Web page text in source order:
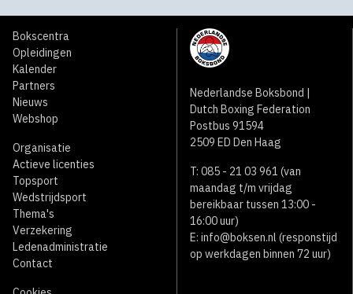
Bokscentra
Opleidingen
Kalender
Partners
Nieuws
Webshop
Organisatie
Actieve licenties
Topsport
Wedstrijdsport
Thema's
Verzekering
Ledenadministratie
Contact
Nederlandse Boksbond |
Dutch Boxing Federation
Postbus 91594
2509 ED Den Haag
T: 085 - 21 03 961 (van
maandag t/m vrijdag
bereikbaar tussen 13:00 -
16:00 uur)
E: info@boksen.nl (responstijd
op werkdagen binnen 72 uur)